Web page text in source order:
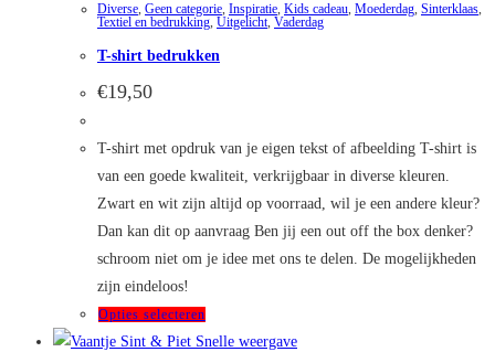
Diverse, Geen categorie, Inspiratie, Kids cadeau, Moederdag, Sinterklaas,
Textiel en bedrukking, Uitgelicht, Vaderdag
T-shirt bedrukken
€19,50
T-shirt met opdruk van je eigen tekst of afbeelding T-shirt is
van een goede kwaliteit, verkrijgbaar in diverse kleuren.
Zwart en wit zijn altijd op voorraad, wil je een andere kleur?
Dan kan dit op aanvraag Ben jij een out off the box denker?
schroom niet om je idee met ons te delen. De mogelijkheden
zijn eindeloos!
Opties selecteren
product
Snelle weergave